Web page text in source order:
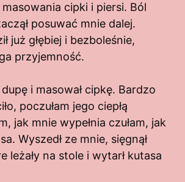
masowania cipki i piersi. Ból
posuwać mnie dalej.
już głębiej i bezboleśnie,
przyjemność.
dupę i masował cipkę. Bardzo
poczułam jego ciepłą
jak mnie wypełnia czułam, jak
Wyszedł ze mnie, sięgnął
leżały na stole i wytarł kutasa